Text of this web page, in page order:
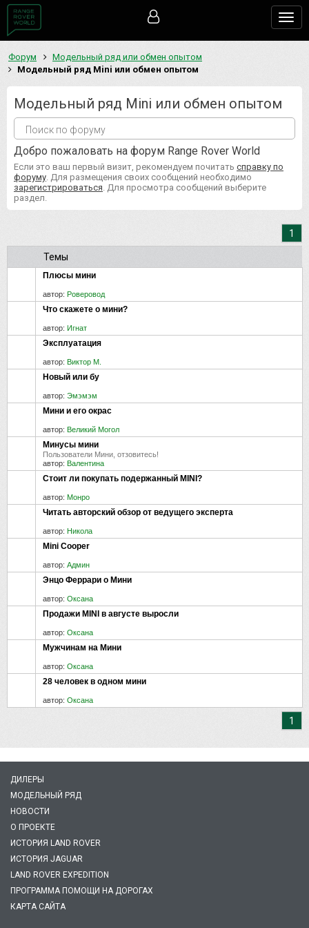
Форум
Модельный ряд или обмен опытом
Модельный ряд Mini или обмен опытом
Модельный ряд Mini или обмен опытом
Добро пожаловать на форум Range Rover World
Если это ваш первый визит, рекомендуем почитать справку по
форуму . Для размещения своих сообщений необходимо
зарегистрироваться . Для просмотра сообщений выберите
раздел.
1
Темы
Плюсы мини
автор: Роверовод
Что скажете о мини?
автор: Игнат
Эксплуатация
автор: Виктор М.
Новый или бу
автор: Эмэмэм
Мини и его окрас
автор: Великий Могол
Минусы мини
Пользователи Мини, отзовитесь!
автор: Валентина
Стоит ли покупать подержанный MINI?
автор: Монро
Читать авторский обзор от ведущего эксперта
автор: Никола
Mini Cooper
автор: Админ
Энцо Феррари о Мини
автор: Оксана
Продажи MINI в августе выросли
автор: Оксана
Мужчинам на Мини
автор: Оксана
28 человек в одном мини
автор: Оксана
1
ДИЛЕРЫ
МОДЕЛЬНЫЙ РЯД
НОВОСТИ
О ПРОЕКТЕ
ИСТОРИЯ LAND ROVER
ИСТОРИЯ JAGUAR
LAND ROVER EXPEDITION
ПРОГРАММА ПОМОЩИ НА ДОРОГАХ
КАРТА САЙТА